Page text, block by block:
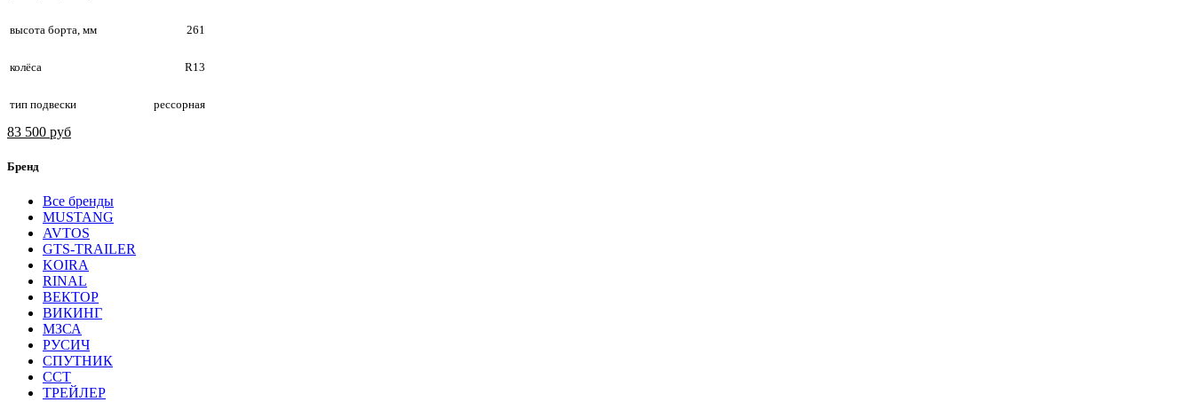
высота борта, мм 261
колёса R13
тип подвески рессорная
83 500 руб
Бренд
Все бренды
MUSTANG
AVTOS
GTS-TRAILER
KOIRA
RINAL
ВЕКТОР
ВИКИНГ
МЗСА
РУСИЧ
СПУТНИК
ССТ
ТРЕЙЛЕР